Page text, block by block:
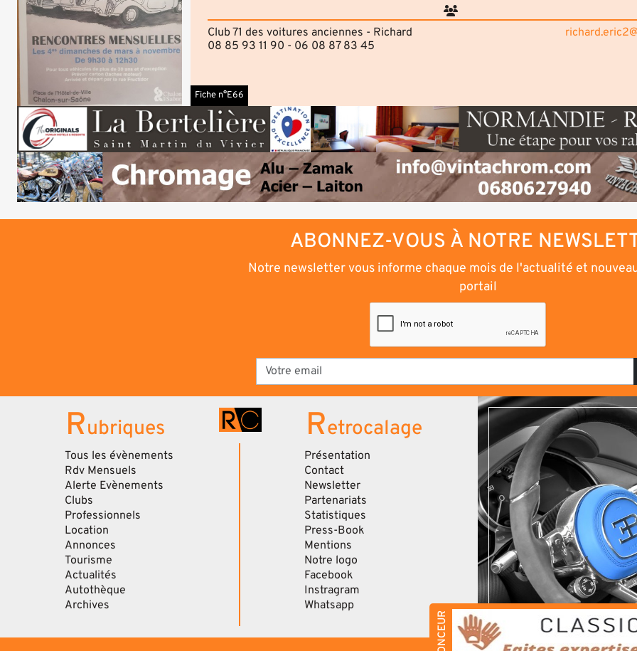
Club 71 des voitures anciennes - Richard
08 85 93 11 90 - 06 08 87 83 45
Fiche n°E66
ABONNEZ-VOUS À NOTRE
Notre newsletter vous informe chaque mois de l'actualité et
portail
Rubriques
Tous les évènements
Rdv Mensuels
Alerte Evènements
Clubs
Professionnels
Location
Annonces
Tourisme
Actualités
Autothèque
Archives
Retrocalage
Présentation
Contact
Newsletter
Partenariats
Statistiques
Press-Book
Mentions
Notre logo
Facebook
Instragram
Whatsapp